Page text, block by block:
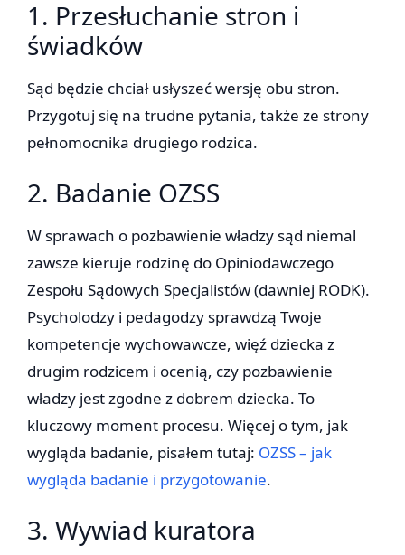
1. Przesłuchanie stron i
świadków
Sąd będzie chciał usłyszeć wersję obu stron.
Przygotuj się na trudne pytania, także ze strony
pełnomocnika drugiego rodzica.
2. Badanie OZSS
W sprawach o pozbawienie władzy sąd niemal
zawsze kieruje rodzinę do Opiniodawczego
Zespołu Sądowych Specjalistów (dawniej RODK).
Psycholodzy i pedagodzy sprawdzą Twoje
kompetencje wychowawcze, więź dziecka z
drugim rodzicem i ocenią, czy pozbawienie
władzy jest zgodne z dobrem dziecka. To
kluczowy moment procesu. Więcej o tym, jak
wygląda badanie, pisałem tutaj: OZSS – jak
wygląda badanie i przygotowanie.
3. Wywiad kuratora